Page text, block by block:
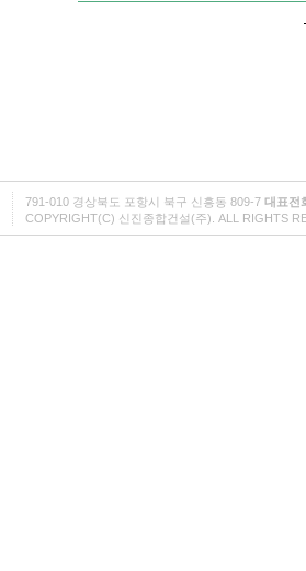
791-010 경상북도 포항시 북구 신흥동 809-7 대표전
COPYRIGHT(C) 신진종합건설(주). ALL RIGHTS